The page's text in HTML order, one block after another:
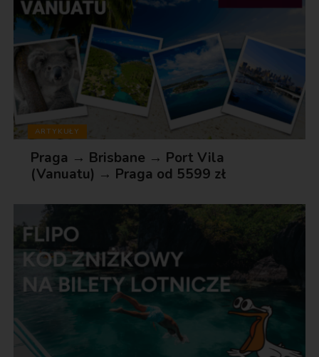
ARTYKUŁY
Praga → Brisbane → Port Vila
(Vanuatu) → Praga od 5599 zł